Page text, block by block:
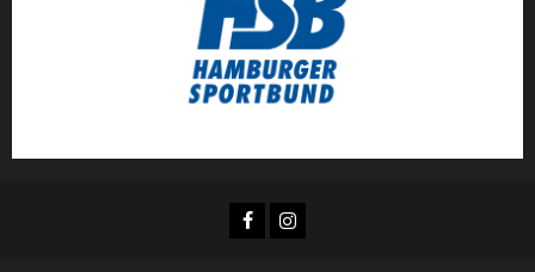
FacebookInstagram